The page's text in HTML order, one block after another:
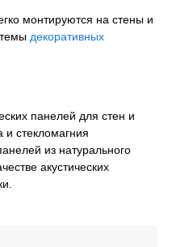
монтируются на стены и
декоративных
панелей для стен и
и стекломагния
из натурального
акустических